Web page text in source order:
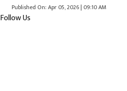
Published On: Apr 05, 2026 | 09:10 AM
Follow Us